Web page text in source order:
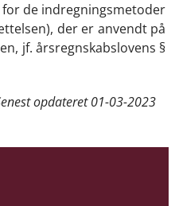
de indregningsmetoder
der er anvendt på
jf. årsregnskabslovens §
opdateret01-03-2023